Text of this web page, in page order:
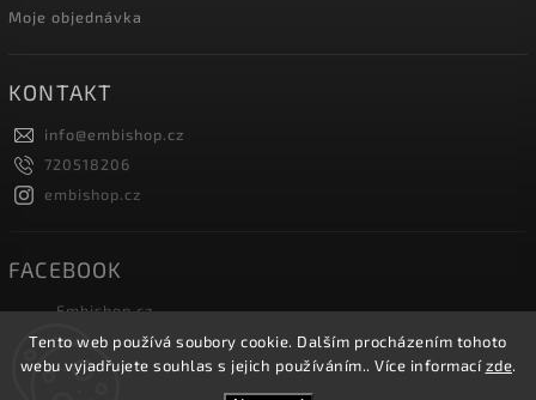
Tento web používá soubory cookie. Dalším procházením tohoto
webu vyjadřujete souhlas s jejich používáním.. Více informacízde.
Moje objednávka
KONTAKT
info@embishop.cz
720518206
embishop.cz
FACEBOOK
Embishop.cz
Embishop.cz. Všechna práva vyhrazena.